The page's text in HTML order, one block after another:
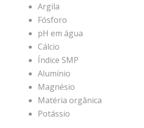
Argila
Fósforo
pH em água
Cálcio
Índice SMP
Alumínio
Magnésio
Matéria orgânica
Potássio